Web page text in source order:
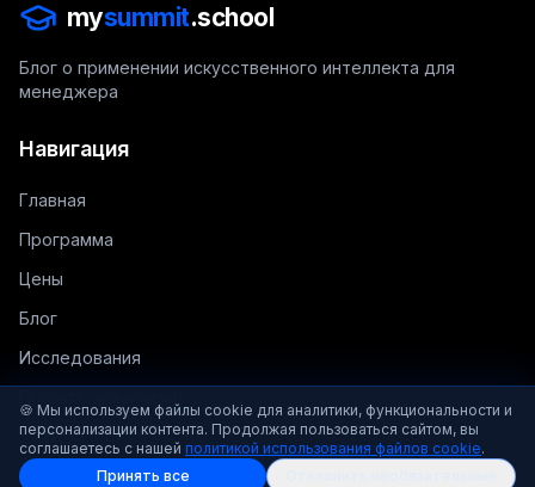
mysummit.school
Блог о применении искусственного интеллекта для
менеджера
Навигация
Главная
Программа
Цены
Блог
Исследования
Дайджест
🍪 Мы используем файлы cookie для аналитики, функциональности и
персонализации контента. Продолжая пользоваться сайтом, вы
соглашаетесь с нашей политикой использования файлов cookie.
Принять все